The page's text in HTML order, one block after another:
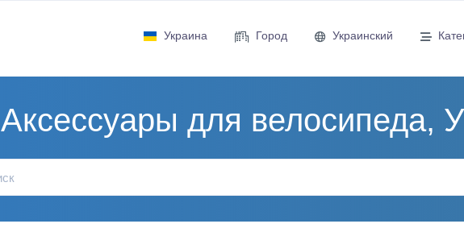
Украина Город Украинский
Аксессуары для велосипеда,